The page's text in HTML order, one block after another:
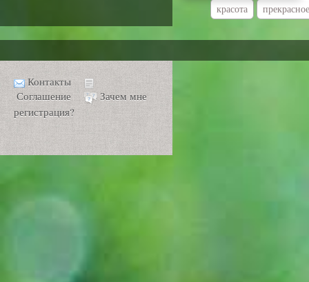
красота прекрасное
Контакты
Соглашение
Зачем мне
регистрация?